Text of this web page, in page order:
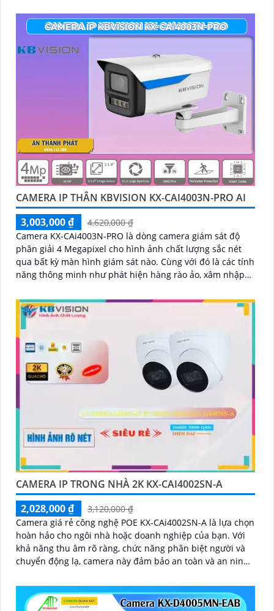
CAMERA IP THÂN KBVISION KX-CAI4003N-PRO AI
3,003,000 ₫
4,620,000 ₫
Camera KX-CAi4003N-PRO là dòng camera giám sát độ
phân giải 4 Megapixel cho hình ảnh chất lượng sắc nét
qua bất kỳ màn hình giám sát nào. Cùng với đó là các tính
năng thông minh như phát hiện hàng rào ảo, xâm nhập
sự kiện thông minh giúp nâng cao hiệu quả giám sát an
ninh
CAMERA IP TRONG NHÀ 2K KX-CAI4002SN-A
2,028,000 ₫
3,120,000 ₫
Camera giá rẻ công nghệ POE KX-CAi4002SN-A là lựa chọn
hoàn hảo cho ngôi nhà hoặc doanh nghiệp của bạn. Với
khả năng thu âm rõ ràng, chức năng phân biệt người và
chuyển động lạ, camera này đảm bảo an toàn và an ninh